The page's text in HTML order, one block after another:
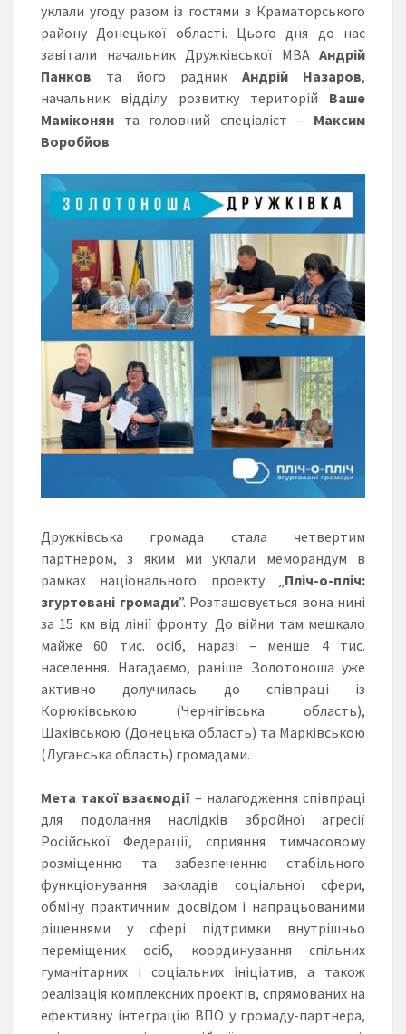
уклали угоду разом із гостями з Краматорського
району Донецької області. Цього дня до нас
завітали начальник Дружківської МВА Андрій
Панков та його радник Андрій Назаров,
начальник відділу розвитку територій Ваше
Маміконян та головний спеціаліст – Максим
Воробйов.
Дружківська громада стала четвертим
партнером, з яким ми уклали меморандум в
рамках національного проекту „ Пліч-о-пліч:
згуртовані громади”. Розташовується вона нині
за 15 км від лінії фронту. До війни там мешкало
майже 60 тис. осіб, наразі – менше 4 тис.
населення. Нагадаємо, раніше Золотоноша уже
активно долучилась до співпраці із
Корюківською (Чернігівська область),
Шахівською (Донецька область) та Марківською
(Луганська область) громадами.
Мета такої взаємодії – налагодження співпраці
для подолання наслідків збройної агресії
Російської Федерації, сприяння тимчасовому
розміщенню та забезпеченню стабільного
функціонування закладів соціальної сфери,
обміну практичним досвідом і напрацьованими
рішеннями у сфері підтримки внутрішньо
переміщених осіб, координування спільних
гуманітарних і соціальних ініціатив, а також
реалізація комплексних проектів, спрямованих на
ефективну інтеграцію ВПО у громаду-партнера,